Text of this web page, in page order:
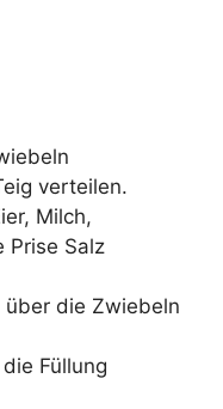
verteilen.
Milch,
Prise Salz
über die Zwiebeln
Füllung